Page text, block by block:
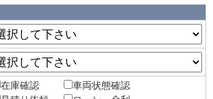
在庫確認
車両状態確認